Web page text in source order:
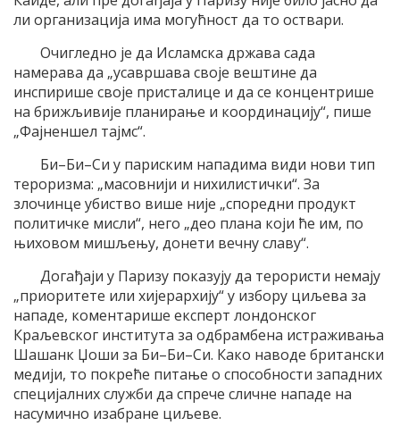
ли организација има могућност да то оствари.
Очигледно је да Исламска држава сада
намерава да „усавршава своје вештине да
инспирише своје присталице и да се концентрише
на брижљивије планирање и координацију“, пише
„Фајненшел тајмс“.
Би–Би–Си у париским нападима види нови тип
тероризма: „масовнији и нихилистички“. За
злочинце убиство више није „споредни продукт
политичке мисли“, него „део плана који ће им, по
њиховом мишљењу, донети вечну славу“.
Догађаји у Паризу показују да терористи немају
„приоритете или хијерархију“ у избору циљева за
нападе, коментарише експерт лондонског
Краљевског института за одбрамбена истраживања
Шашанк Џоши за Би–Би–Си. Како наводе британски
медији, то покреће питање о способности западних
специјалних служби да спрече сличне нападе на
насумично изабране циљеве.